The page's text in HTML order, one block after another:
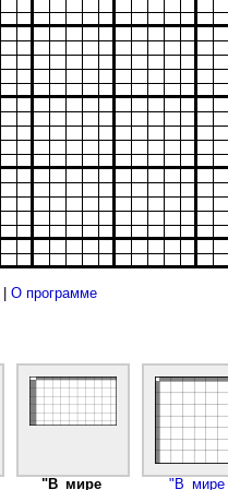
О программе
"В мире "В мире